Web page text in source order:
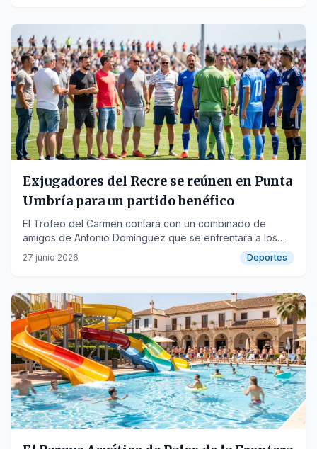
Exjugadores del Recre se reúnen en Punta
Umbría para un partido benéfico
El Trofeo del Carmen contará con un combinado de
amigos de Antonio Domínguez que se enfrentará a los
veteranos del Punta Umbría el 18 de julio.
27 junio 2026 Deportes